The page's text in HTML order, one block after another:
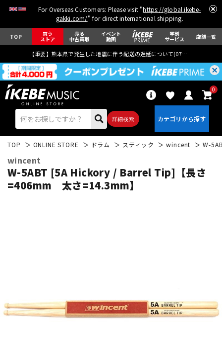
For Overseas Customers: Please visit "https://global.ikebe-
gakki.com/" for direct international shipping.
TOP 買う
ストア
売る
中古買取
イベント
動画
学割
サービス 店舗一覧
【重要】熊本県で発生した地震に伴う配送の遅延について(07月29日
詳細検索
0
キーボード 電子ピアノ
TOP ONLINE STORE ドラム スティック wincent W-
wincent
W-5ABT [5A Hickory / Barrel Tip]【長さ
=406mm 太さ=14.3mm】